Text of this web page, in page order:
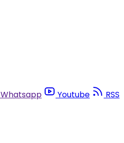
Whatsapp Youtube
RSS